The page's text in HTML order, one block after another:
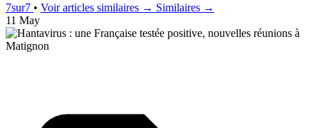
7sur7 • Voir articles similaires → Similaires →
11 May